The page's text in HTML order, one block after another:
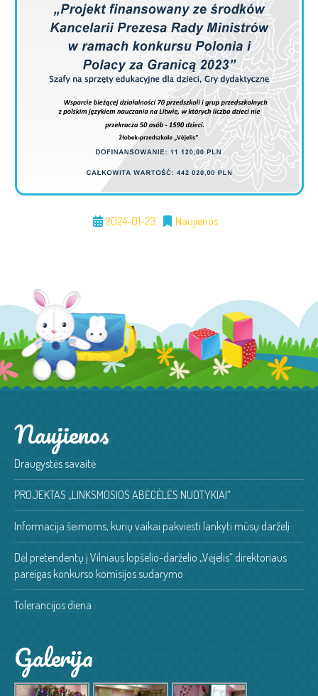
2024-01-23 Naujienos
Naujienos
Draugystės savaitė
PROJEKTAS „LINKSMOSIOS ABĖCĖLĖS NUOTYKIAI“
Informacija šeimoms, kurių vaikai pakviesti lankyti mūsų darželį
Dėl pretendentų į Vilniaus lopšelio-darželio „Vėjelis“ direktoriaus
pareigas konkurso komisijos sudarymo
Tolerancijos diena
Galerija